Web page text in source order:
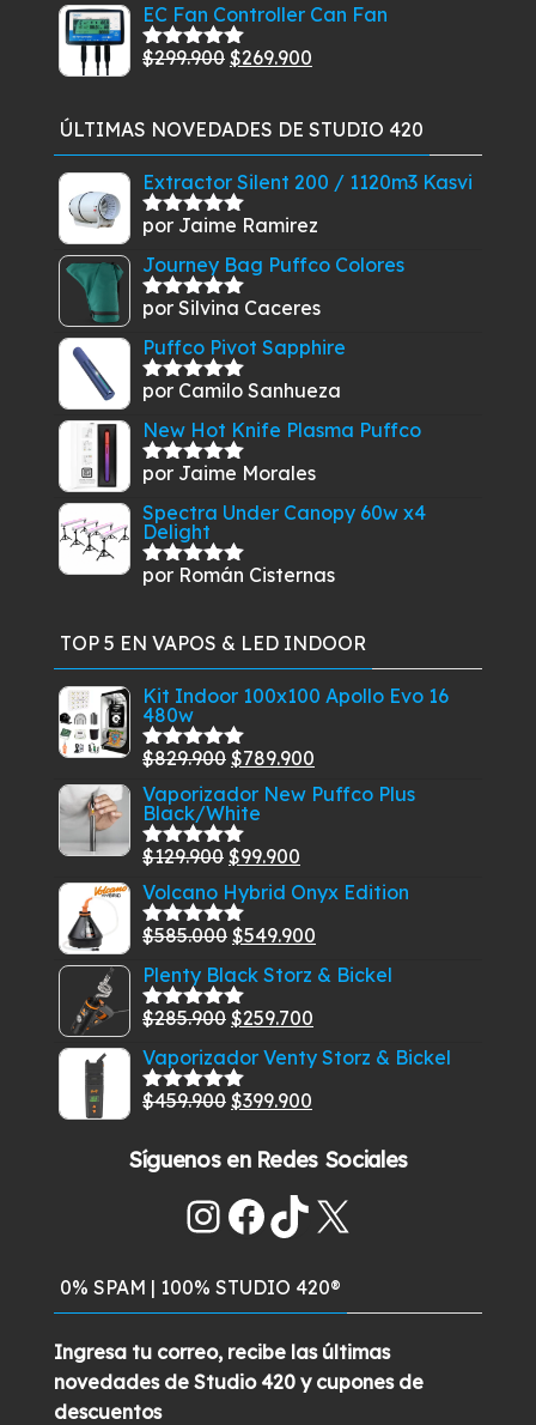
$269.900.$249.900.
5
original
era:
es:
EC Fan Controller Can Fan
Valorado
$299.900 El
$299.900.
$269.900
$269.900.
ÚLTIMAS NOVEDADES DE STUDIO 420
Extractor Silent 200 / 1120m3 Kasvi
Valorado
por Jaime Ramirez
Journey Bag Puffco Colores
Valorado
por Silvina Caceres
Puffco Pivot Sapphire
Valorado
por Camilo Sanhueza
New Hot Knife Plasma Puffco
Valorado
por Jaime Morales
Spectra Under Canopy 60w x4
Delight
Valorado
por Román Cisternas
TOP 5 EN VAPOS & LED INDOOR
Kit Indoor 100x100 Apollo Evo 16
480w
Valorado
5.00
5
$829.900 El
precio
original
era:
$789.900
precio
Vaporizador New Puffco Plus
Black/White
Valorado
5
$129.900 El
precio
original
era:
$129.900.
$99.900
precio
es:
$99.900.
Volcano Hybrid Onyx Edition
Valorado
5
$585.000 El
precio
original
era:
$585.000.
$549.900
precio
$549.900.
Plenty Black Storz & Bickel
Valorado
5
$285.900 El
precio
original
era:
$259.700
precio
Vaporizador Venty Storz & Bickel
Valorado
$459.900 El
original
$459.900.
$399.900
actual
$399.900.
Síguenos en Redes Sociales
Instagram
Facebook
TikTok
X
0% SPAM | 100% STUDIO 420®
Ingresa tu correo, recibe las últimas
novedades de Studio 420 y cupones de
descuentos